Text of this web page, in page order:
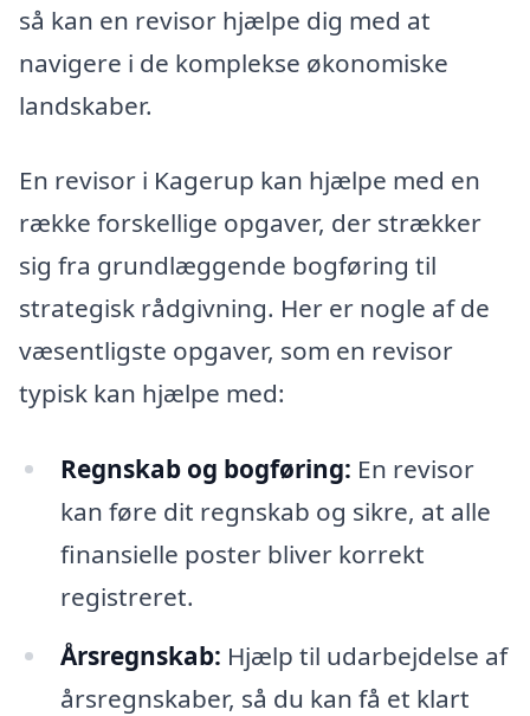
så kan en revisor hjælpe dig med at
navigere i de komplekse økonomiske
landskaber.
En revisor i Kagerup kan hjælpe med en
række forskellige opgaver, der strækker
sig fra grundlæggende bogføring til
strategisk rådgivning. Her er nogle af de
væsentligste opgaver, som en revisor
typisk kan hjælpe med:
Regnskab og bogføring: En revisor
kan føre dit regnskab og sikre, at alle
finansielle poster bliver korrekt
registreret.
Årsregnskab: Hjælp til udarbejdelse af
årsregnskaber, så du kan få et klart